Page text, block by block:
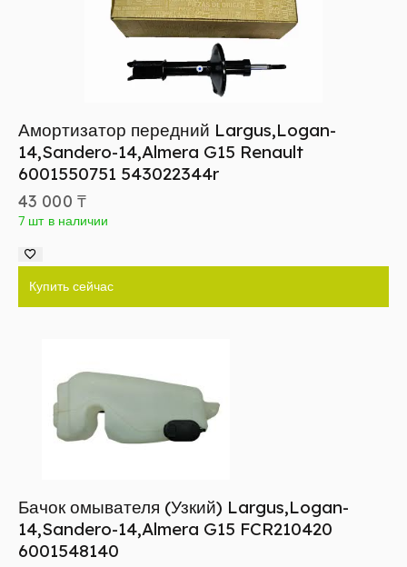
Амортизатор передний Largus,Logan-
14,Sandero-14,Almera G15 Renault
6001550751 543022344r
43 000 ₸
7 шт в наличии
Купить сейчас
Бачок омывателя (Узкий) Largus,Logan-
14,Sandero-14,Almera G15 FCR210420
6001548140